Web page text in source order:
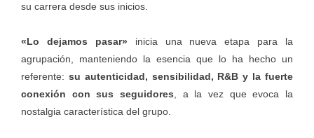
su carrera desde sus inicios.
«Lo dejamos pasar» inicia una nueva etapa para la
agrupación, manteniendo la esencia que lo ha hecho un
referente: su autenticidad, sensibilidad, R&B y la fuerte
conexión con sus seguidores, a la vez que evoca la
nostalgia característica del grupo.